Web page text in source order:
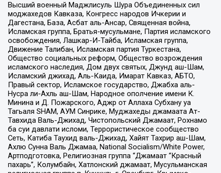
Высший военный Маджлисуль Шура Объединенных сил
моджахедов Кавказа, Конгресс народов Ичкерии и
Дагестана, База, Асбат аль-Ансар, Священная война,
Исламская группа, Братья-мусульмане, Партия исламского
освобождения, Лашкар-И-Тайба, Исламская группа,
Движение Талибан, Исламская партия Туркестана,
Общество социальных реформ, Общество возрождения
исламского наследия, Дом двух святых, Джунд аш-Шам,
Исламский джихад, Аль-Каида, Имарат Кавказ, АБТО,
Правый сектор, Исламское государство, Джабха аль-
Нусра ли-Ахль аш-Шам, Народное ополчение имени К.
Минина и Д. Пожарского, Аджр от Аллаха Субхану уа
Тагьаля SHAM, АУМ Синрике, Муджахеды джамаата Ат-
Тавхида Валь-Джихад, Чистопольский Джамаат, Рохнамо
ба суи давлати исломи, Террористическое сообщество
Сеть, Катиба Таухид валь-Джихад, Хайят Тахрир аш-Шам,
Ахлю Сунна Валь Джамаа, National Socialism/White Power,
Артподготовка, Религиозная группа “Джамаат “Красный
пахарь”, Колумбайн, Хатлонский джамаат, Мусульманская